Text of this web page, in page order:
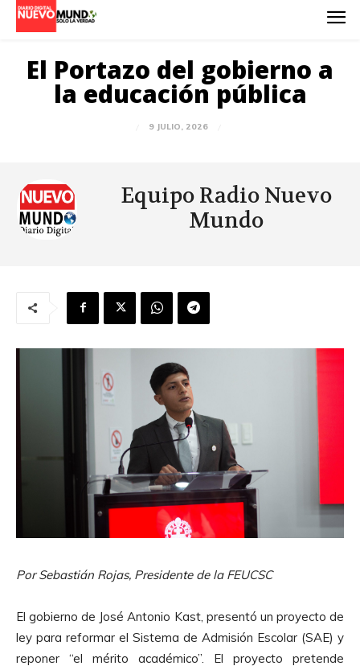
El Portazo del gobierno a
la educación pública
9 JULIO, 2026
Equipo Radio Nuevo
Mundo
Por Sebastián Rojas, Presidente de la FEUCSC
El gobierno de José Antonio Kast, presentó un proyecto de
ley para reformar el Sistema de Admisión Escolar (SAE) y
reponer “el mérito académico”. El proyecto pretende